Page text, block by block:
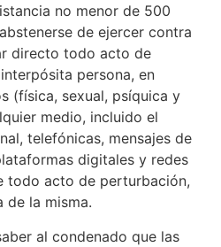
no menor de 500
de ejercer contra
directo todo acto de
persona, en
(física, sexual, psíquica y
medio, incluido el
telefónicas, mensajes de
digitales y redes
todo acto de perturbación,
de la misma.
al condenado que las